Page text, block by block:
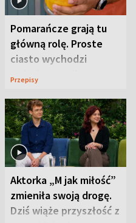
Pomarańcze grają tu
główną rolę. Proste
ciasto wychodzi
wyjątkowo wilgotne
Przepisy
Aktorka „M jak miłość”
zmieniła swoją drogę.
Dziś wiąże przyszłość z